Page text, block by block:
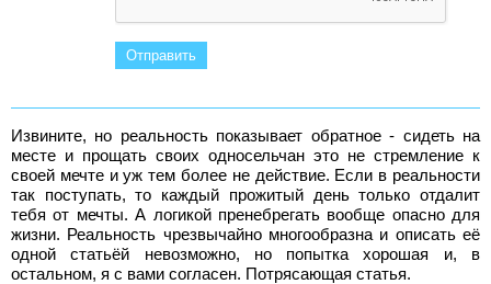
Извините, но реальность показывает обратное - сидеть на
месте и прощать своих односельчан это не стремление к
своей мечте и уж тем более не действие. Если в реальности
так поступать, то каждый прожитый день только отдалит
тебя от мечты. А логикой пренебрегать вообще опасно для
жизни. Реальность чрезвычайно многообразна и описать её
одной статьёй невозможно, но попытка хорошая и, в
остальном, я с вами согласен. Потрясающая статья.